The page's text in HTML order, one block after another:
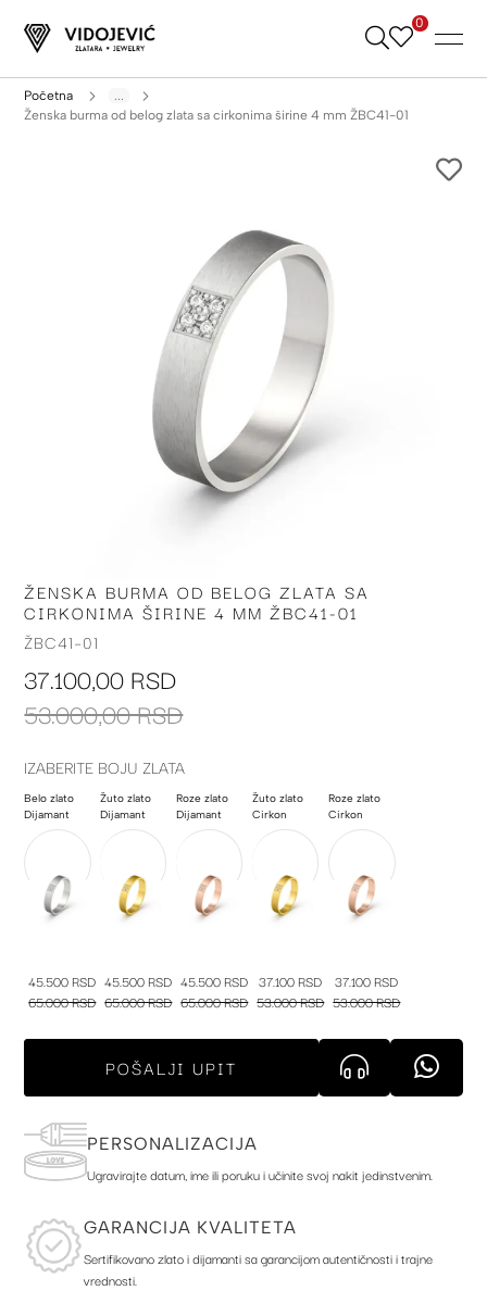
Skip
0
Početna
...
Ženska burma od belog zlata sa cirkonima širine 4 mm ŽBC41-01
Skip
to
the
of
images
ŽENSKA BURMA OD BELOG ZLATA SA
CIRKONIMA ŠIRINE 4 MM ŽBC41-01
ŽBC41-01
37.100,00 RSD
53.000,00 RSD
IZABERITE BOJU ZLATA
Belo zlato
Dijamant
45.500 RSD
65.000 RSD
Žuto zlato
Dijamant
45.500 RSD
65.000 RSD
Roze zlato
Dijamant
45.500 RSD
65.000 RSD
Žuto zlato
Cirkon
37.100 RSD
53.000 RSD
Roze zlato
Cirkon
37.100 RSD
53.000 RSD
POŠALJI UPIT
PERSONALIZACIJA
Ugravirajte datum, ime ili poruku i učinite svoj nakit jedinstvenim.
GARANCIJA KVALITETA
Sertifikovano zlato i dijamanti sa garancijom autentičnosti i trajne
vrednosti.